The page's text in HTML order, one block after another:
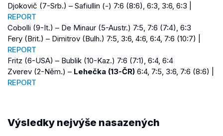
Djokovič (7-Srb.) – Safiullin (-) 7:6 (8:6), 6:3, 3:6, 6:3 |
REPORT
Cobolli (9-It.) – De Minaur (5-Austr.) 7:5, 7:6 (7:4), 6:3
Fery (Brit.) – Dimitrov (Bulh.) 7:5, 3:6, 4:6, 6:4, 7:6 (10:7) |
REPORT
Fritz (6-USA) – Bublik (10-Kaz.) 7:6 (7:1), 6:4, 6:4
Zverev (2-Něm.) – Lehečka (13-ČR) 6:4, 7:5, 3:6, 7:6 (8:6) |
REPORT
Výsledky nejvýše nasazených